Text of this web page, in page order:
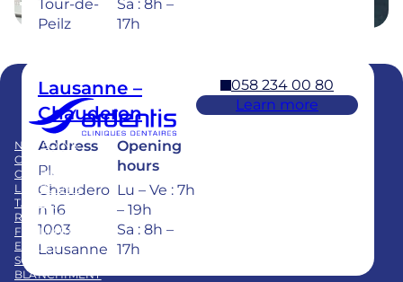
Tour-de-
Peilz
Sa : 8h –
17h
Lausanne –
Chauderon
Address
Pl.
Chaudero
n 16
1003
Lausanne
Opening
hours
Lu – Ve : 7h
– 19h
Sa : 8h –
17h
058 234 00 80
Learn more
NOS SOINS
CLINIQUES
CARRIÈRE
LE GROUPE
TARIFS
REPRISE CABINET
FORMATION
EQUIPE
SOINS DENTAIRES POUR ENFANTS
BLANCHIMENT